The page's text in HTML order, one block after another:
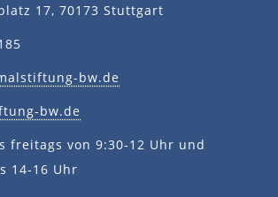
17, 70173 Stuttgart
bw.de
bw.de
freitags von 9:30-12 Uhr und
14-16 Uhr